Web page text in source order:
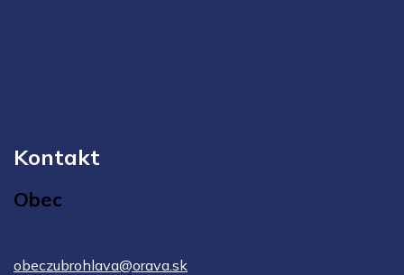
Kontakt
Obec
obeczubrohlava@orava.sk